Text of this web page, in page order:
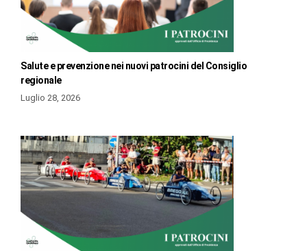
Salute e prevenzione nei nuovi patrocini del Consiglio
regionale
Luglio 28, 2026